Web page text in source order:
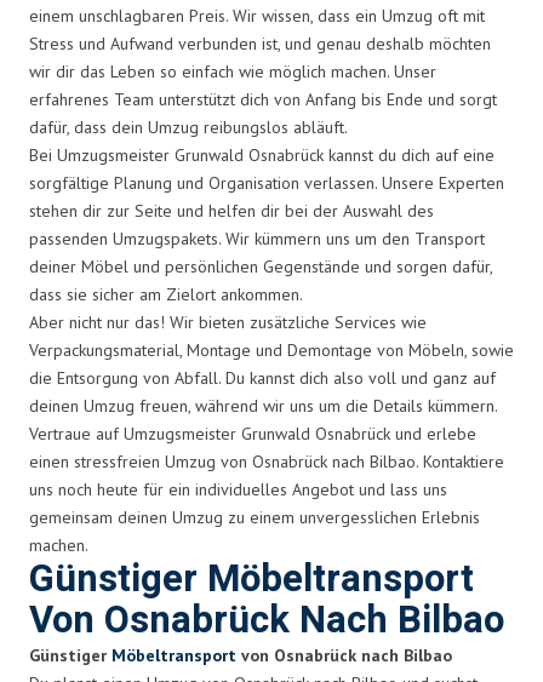
einem unschlagbaren Preis. Wir wissen, dass ein Umzug oft mit
Stress und Aufwand verbunden ist, und genau deshalb möchten
wir dir das Leben so einfach wie möglich machen. Unser
erfahrenes Team unterstützt dich von Anfang bis Ende und sorgt
dafür, dass dein Umzug reibungslos abläuft.
Bei Umzugsmeister Grunwald Osnabrück kannst du dich auf eine
sorgfältige Planung und Organisation verlassen. Unsere Experten
stehen dir zur Seite und helfen dir bei der Auswahl des
passenden Umzugspakets. Wir kümmern uns um den Transport
deiner Möbel und persönlichen Gegenstände und sorgen dafür,
dass sie sicher am Zielort ankommen.
Aber nicht nur das! Wir bieten zusätzliche Services wie
Verpackungsmaterial, Montage und Demontage von Möbeln, sowie
die Entsorgung von Abfall. Du kannst dich also voll und ganz auf
deinen Umzug freuen, während wir uns um die Details kümmern.
Vertraue auf Umzugsmeister Grunwald Osnabrück und erlebe
einen stressfreien Umzug von Osnabrück nach Bilbao. Kontaktiere
uns noch heute für ein individuelles Angebot und lass uns
gemeinsam deinen Umzug zu einem unvergesslichen Erlebnis
machen.
Günstiger Möbeltransport
Von Osnabrück Nach Bilbao
Günstiger Möbeltransport von Osnabrück nach Bilbao